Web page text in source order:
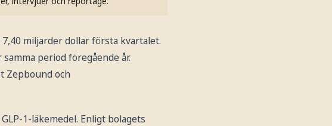
miljarder dollar första kvartalet.
period föregående år.
Zepbound och
1-läkemedel. Enligt bolagets